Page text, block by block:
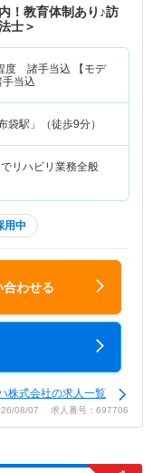
！教育体制あり♪訪
士＞
度 諸手当込 【モデ
当込
袋駅」（徒歩9分）
でリハビリ業務全般
用中
合わせる
株式会社の求人一覧
08/07 求人番号：697706